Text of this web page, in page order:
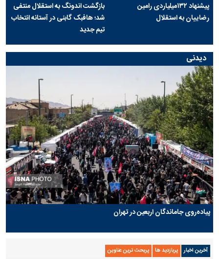
پیشنهاد ۱۳۲میلیاردی رامین
رضاییان به استقلال
بازگشت اندونگ به استقلال منتفی
شد؛ هافبک گابنی در آستانه انتخاب
تیم جدید
دیدنی
پیاده‌روی جاماندگان اربعین در تهران
آخرین اخبار پربازدید ها پربحث ترین عناوین